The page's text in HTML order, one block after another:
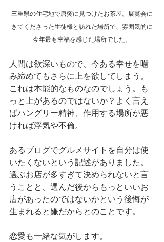
三重県の住宅地で唐突に見つけたお茶屋。展覧会に
きてくださった生徒様と訪れた場所で、雰囲気的に
今年最も幸福を感じた場所でした。
人間は欲深いもので、今ある幸せを噛
み締めてもさらに上を欲してしまう。
これは本能的なものなのでしょう。も
っと上があるのではないか？よく言え
ばハングリー精神、作用する場所が悪
ければ浮気や不倫。
あるブログでグルメサイトを自分は使
いたくないという記述がありました。
選ぶお店が多すぎて決められないと言
うことと、選んだ後からもっといいお
店があったのではないかという後悔が
生まれると嫌だからとのことです。
恋愛も一緒な気がします。